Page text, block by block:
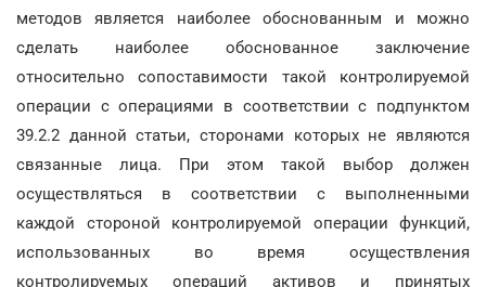
методов является наиболее обоснованным и можно
сделать наиболее обоснованное заключение
относительно сопоставимости такой контролируемой
операции с операциями в соответствии с подпунктом
39.2.2 данной статьи, сторонами которых не являются
связанные лица. При этом такой выбор должен
осуществляться в соответствии с выполненными
каждой стороной контролируемой операции функций,
использованных во время осуществления
контролируемых операций активов и принятых